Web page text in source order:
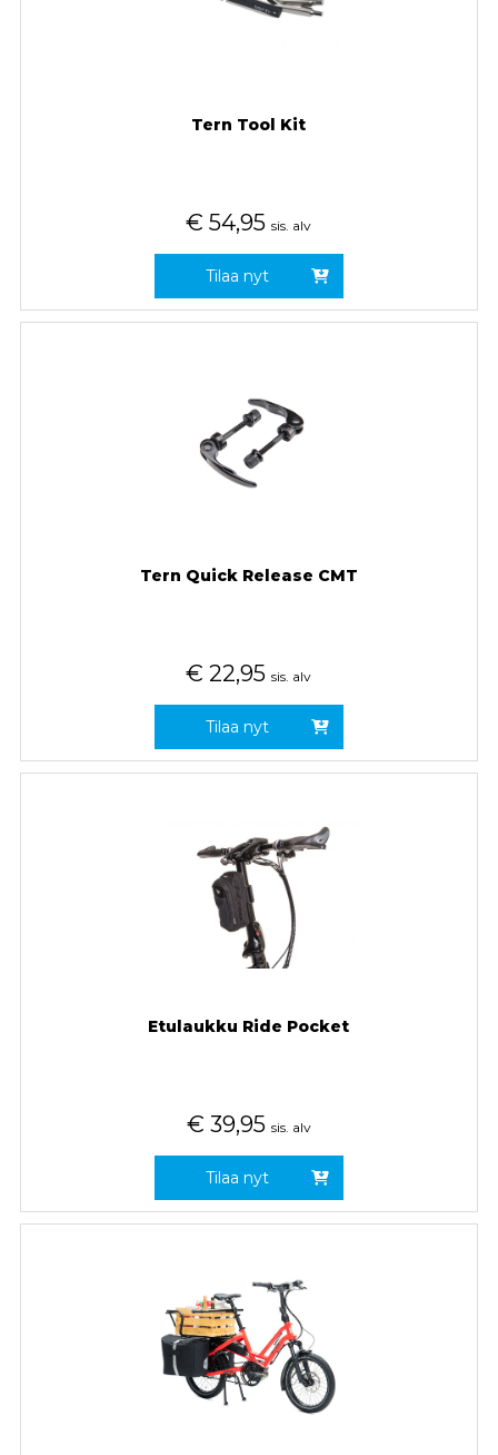
Tern Tool Kit
€ 54,95 sis. alv
Tilaa nyt
Tern Quick Release CMT
€ 22,95 sis. alv
Tilaa nyt
Etulaukku Ride Pocket
€ 39,95 sis. alv
Tilaa nyt